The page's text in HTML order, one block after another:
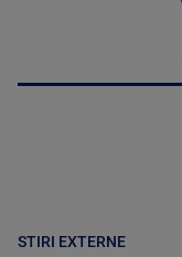
STIRI EXTERNE